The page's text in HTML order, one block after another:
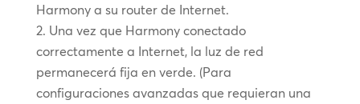
Harmony a su router de Internet.
Una vez que Harmony conectado
correctamente a Internet, la luz de red
permanecerá fija en verde. (Para
configuraciones avanzadas que requieran una